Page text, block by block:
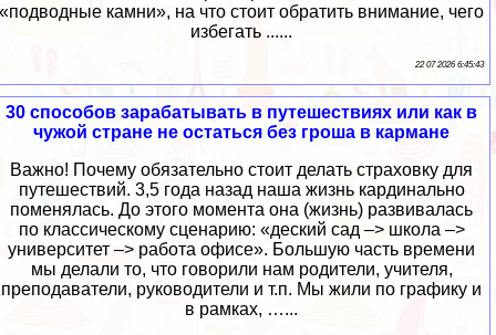
«подводные камни», на что стоит обратить внимание, чего
избегать ......
22 07 2026 6:45:43
30 способов зарабатывать в путешествиях или как в
чужой стране не остаться без гроша в кармане
Важно! Почему обязательно стоит делать страховку для
путешествий. 3,5 года назад наша жизнь кардинально
поменялась. До этого момента она (жизнь) развивалась
по классическому сценарию: «деский сад –> школа –>
университет –> работа офисе». Большую часть времени
мы делали то, что говорили нам родители, учителя,
преподаватели, руководители и т.п. Мы жили по графику и
в рамках, …...